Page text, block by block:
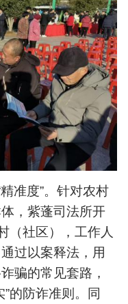
准度”。针对农村
，紫蓬司法所开
（社区），工作人
过以案释法，用
骗的常见套路，
的防诈准则。同